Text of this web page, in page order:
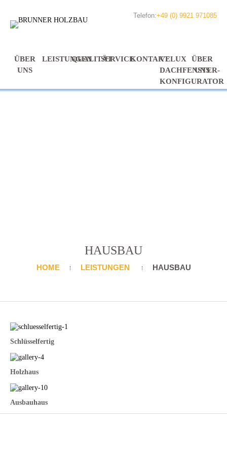
Telefon:+49 (0) 9921 971085
ÜBER
UNS
LEISTUNGENQUALITÄTSERVICEKONTAKTVELUX
DACHFENSTER-
KONFIGURATOR
ÜBER
UNS
HAUSBAU
HOME LEISTUNGEN HAUSBAU
Schlüsselfertig
Holzhaus
Ausbauhaus